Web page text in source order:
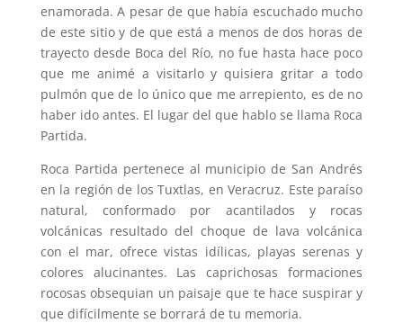
enamorada. A pesar de que había escuchado mucho
de este sitio y de que está a menos de dos horas de
trayecto desde Boca del Río, no fue hasta hace poco
que me animé a visitarlo y quisiera gritar a todo
pulmón que de lo único que me arrepiento, es de no
haber ido antes. El lugar del que hablo se llama Roca
Partida.
Roca Partida pertenece al municipio de San Andrés
en la región de los Tuxtlas, en Veracruz. Este paraíso
natural, conformado por acantilados y rocas
volcánicas resultado del choque de lava volcánica
con el mar, ofrece vistas idílicas, playas serenas y
colores alucinantes. Las caprichosas formaciones
rocosas obsequian un paisaje que te hace suspirar y
que difícilmente se borrará de tu memoria.